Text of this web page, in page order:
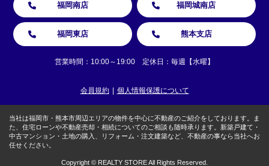
福岡南店 福岡城南店
福岡東店 熊本支店
営業時間：10:00～19:00 定休日：毎週【水曜】
会員規約 個人情報保護について
当社は福岡市・熊本市周辺エリアの物件を中心に不動産のご紹介をしております。ま
た、住宅ローンや不動産売却・相続についてのご相談も随時承ります。新築戸建て・
中古マンション・土地の購入、リフォーム・注文建築など、不動産の事なら当社へお
任せください。
Copyright © REALTY STORE All Rights Reserved.